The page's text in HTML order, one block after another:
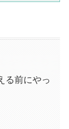
る前にやっ